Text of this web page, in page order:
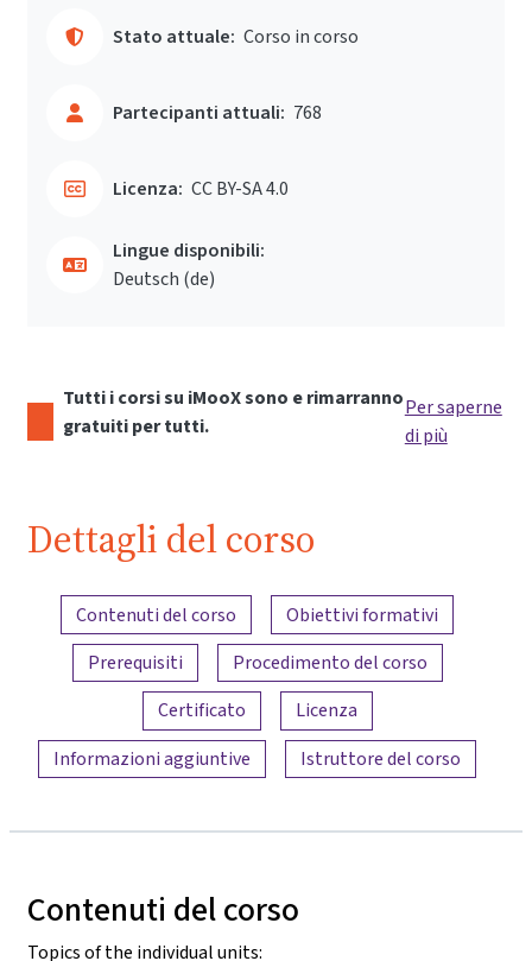
Stato attuale: Corso in corso
Partecipanti attuali: 768
Licenza: CC BY-SA 4.0
Lingue disponibili:
Deutsch ‎(de)‎
Tutti i corsi su iMooX sono e rimarranno
gratuiti per tutti.
Per saperne
di più
Dettagli del corso
Panoramica dei contenuti
Contenuti del corso
Obiettivi formativi
Prerequisiti
Procedimento del corso
Certificato
Licenza
Informazioni aggiuntive
Istruttore del corso
Contenuti del corso
Topics of the individual units: